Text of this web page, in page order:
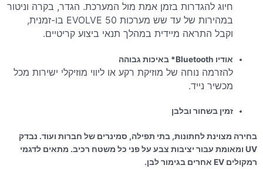
חיוג להגדרות בזמן אמת מול המערכת. הגדר, בקרה וניטור
במהירות של עד שש מערכות EVOLVE 50 בו-זמנית,
וקבל התראה מיידית במהלך תנאי ביצוע קריטיים.
אודיו Bluetooth* באיכות גבוהה
להזרמה נוחה של מוזיקת רקע או ליווי מוזיקלי ישירות מכל
מכשיר נייד.
זמין בשחור ובלבן
בחירה מצוינת לחתונות, בתי תפילה, סמינרים של חברות ועוד. נבדק
UV ומאומת עבור יציבות צבע על פני כל משטח רכיב. מתאים לדגמי
רמקולים EV אחרים בגימור לבן.